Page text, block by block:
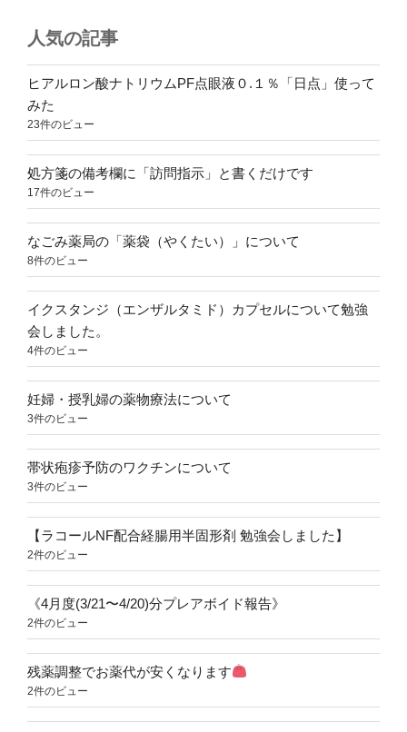
人気の記事
ヒアルロン酸ナトリウムPF点眼液０.１％「日点」使って
みた
23件のビュー
処方箋の備考欄に「訪問指示」と書くだけです
17件のビュー
なごみ薬局の「薬袋（やくたい）」について
8件のビュー
イクスタンジ（エンザルタミド）カプセルについて勉強
会しました。
4件のビュー
妊婦・授乳婦の薬物療法について
3件のビュー
帯状疱疹予防のワクチンについて
3件のビュー
【ラコールNF配合経腸用半固形剤 勉強会しました】
2件のビュー
《4月度(3/21〜4/20)分プレアボイド報告》
2件のビュー
残薬調整でお薬代が安くなります
2件のビュー